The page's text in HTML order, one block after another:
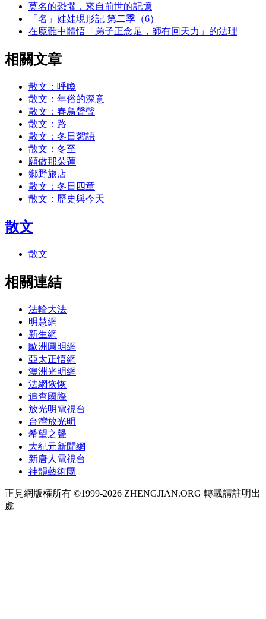
莫名的恐懼，來自前世的記憶
「名」娃娃現形記 第二季（6）
在魔難中體悟「弟子正念足，師有回天力」的法理
相關文章
散文：呼喚
散文：年俗的深意
散文：春鳥聲聲
散文：路
散文：冬日絮語
散文：冬至
願做那朵蓮
鄉野旅店
散文：冬日四章
散文：歷史與今天
散文
散文
相關連結
法輪大法
明慧網
新生網
歐洲圓明網
亞太正悟網
澳洲光明網
法網恢恢
追查國際
放光明電視台
台灣放光明
希望之聲
大紀元新聞網
新唐人電視台
神韻藝術團
正見網版權所有 ©1999-2026 ZHENGJIAN.ORG 轉載請註明出
處